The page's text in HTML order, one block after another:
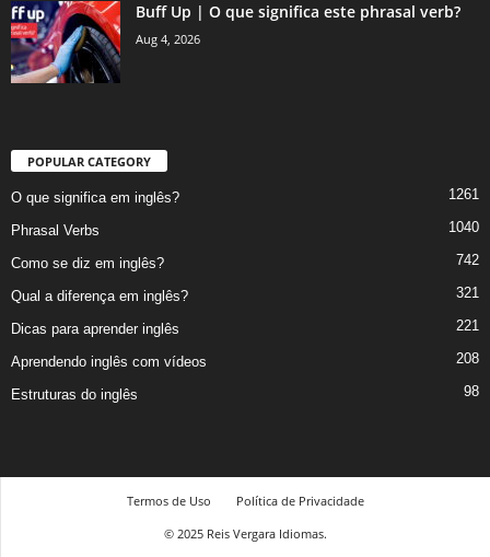
Buff Up | O que significa este phrasal verb?
Aug 4, 2026
POPULAR CATEGORY
O que significa em inglês? 1261
Phrasal Verbs 1040
Como se diz em inglês? 742
Qual a diferença em inglês? 321
Dicas para aprender inglês 221
Aprendendo inglês com vídeos 208
Estruturas do inglês 98
Termos de Uso
Política de Privacidade
© 2025 Reis Vergara Idiomas.